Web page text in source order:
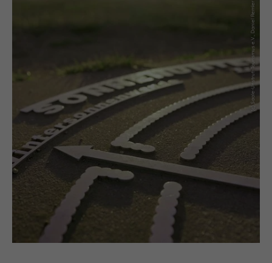
(c) Saale-Unstrut-Tourismus e.V., Daniel Remler